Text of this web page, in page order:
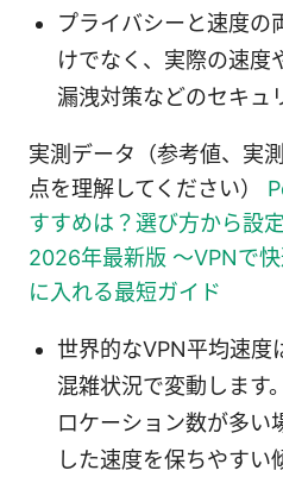
プライバシーと速度の
けでなく、実際の速度
漏洩対策などのセキュ
実測データ（参考値、実
点を理解してください）
すすめは？選び方から設
2026年最新版 〜VPNで
に入れる最短ガイド
世界的なVPN平均速度
混雑状況で変動します
ロケーション数が多い
した速度を保ちやすい